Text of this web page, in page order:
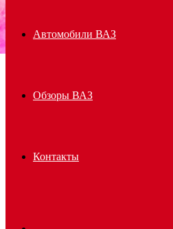
Автомобили ВАЗ
Обзоры ВАЗ
Контакты